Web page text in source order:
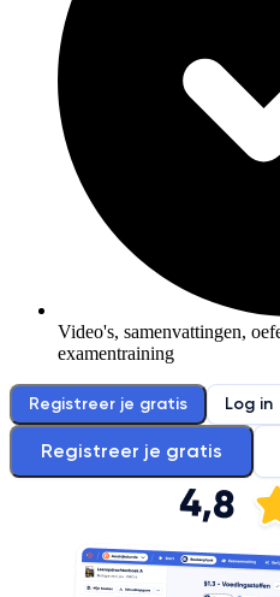
Video's, samenvattingen,
examentraining
Registreer je gratis Log in
Registreer je gratis